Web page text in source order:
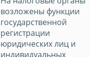
возложены функции
государственной
регистрации
юридических лиц и
индивидуальных